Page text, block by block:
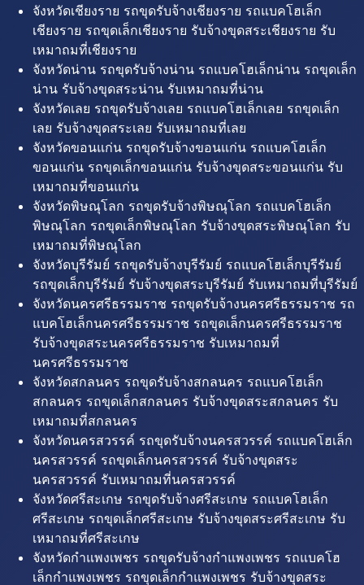
จังหวัดเชียงราย รถขุดรับจ้างเชียงราย รถแบคโฮเล็ก
เชียงราย รถขุดเล็กเชียงราย รับจ้างขุดสระเชียงราย รับ
เหมาถมที่เชียงราย
จังหวัดน่าน รถขุดรับจ้างน่าน รถแบคโฮเล็กน่าน รถขุดเล็ก
น่าน รับจ้างขุดสระน่าน รับเหมาถมที่น่าน
จังหวัดเลย รถขุดรับจ้างเลย รถแบคโฮเล็กเลย รถขุดเล็ก
เลย รับจ้างขุดสระเลย รับเหมาถมที่เลย
จังหวัดขอนแก่น รถขุดรับจ้างขอนแก่น รถแบคโฮเล็ก
ขอนแก่น รถขุดเล็กขอนแก่น รับจ้างขุดสระขอนแก่น รับ
เหมาถมที่ขอนแก่น
จังหวัดพิษณุโลก รถขุดรับจ้างพิษณุโลก รถแบคโฮเล็ก
พิษณุโลก รถขุดเล็กพิษณุโลก รับจ้างขุดสระพิษณุโลก รับ
เหมาถมที่พิษณุโลก
จังหวัดบุรีรัมย์ รถขุดรับจ้างบุรีรัมย์ รถแบคโฮเล็กบุรีรัมย์
รถขุดเล็กบุรีรัมย์ รับจ้างขุดสระบุรีรัมย์ รับเหมาถมที่บุรีรัมย์
จังหวัดนครศรีธรรมราช รถขุดรับจ้างนครศรีธรรมราช รถ
แบคโฮเล็กนครศรีธรรมราช รถขุดเล็กนครศรีธรรมราช
รับจ้างขุดสระนครศรีธรรมราช รับเหมาถมที่
นครศรีธรรมราช
จังหวัดสกลนคร รถขุดรับจ้างสกลนคร รถแบคโฮเล็ก
สกลนคร รถขุดเล็กสกลนคร รับจ้างขุดสระสกลนคร รับ
เหมาถมที่สกลนคร
จังหวัดนครสวรรค์ รถขุดรับจ้างนครสวรรค์ รถแบคโฮเล็ก
นครสวรรค์ รถขุดเล็กนครสวรรค์ รับจ้างขุดสระ
นครสวรรค์ รับเหมาถมที่นครสวรรค์
จังหวัดศรีสะเกษ รถขุดรับจ้างศรีสะเกษ รถแบคโฮเล็ก
ศรีสะเกษ รถขุดเล็กศรีสะเกษ รับจ้างขุดสระศรีสะเกษ รับ
เหมาถมที่ศรีสะเกษ
จังหวัดกำแพงเพชร รถขุดรับจ้างกำแพงเพชร รถแบคโฮ
เล็กกำแพงเพชร รถขุดเล็กกำแพงเพชร รับจ้างขุดสระ